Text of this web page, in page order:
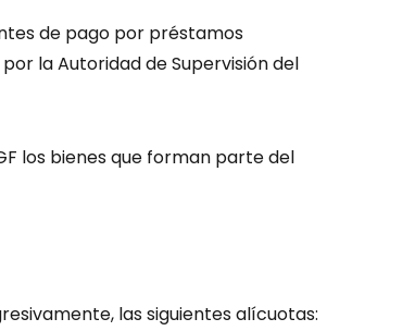
de pago por préstamos
la Autoridad de Supervisión del
los bienes que forman parte del
las siguientes alícuotas: